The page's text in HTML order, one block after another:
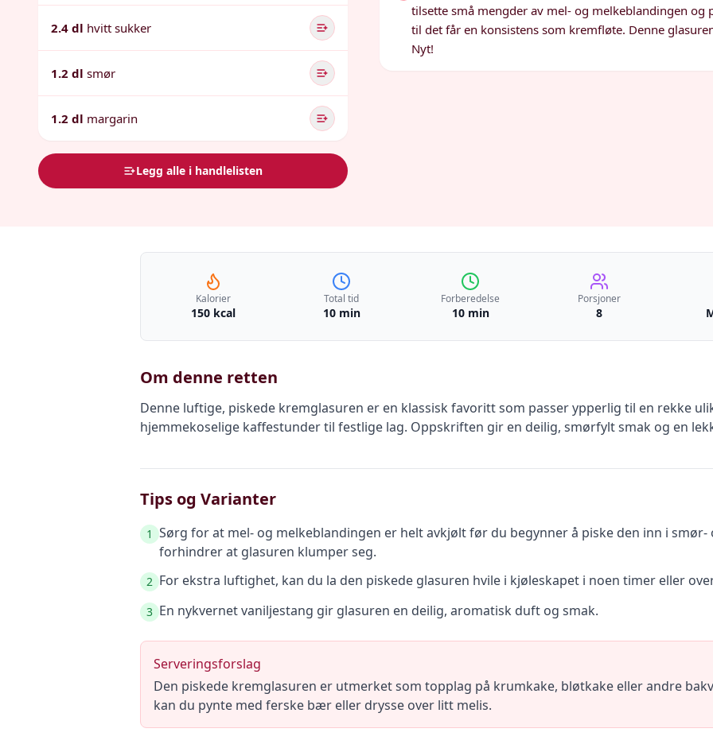
2.4 dl hvitt sukker
1.2 dl smør
1.2 dl margarin
Legg alle i handlelisten
tilsette små mengder av mel- og melkeblandingen
til det får en konsistens som kremfløte. Denne
Nyt!
Kalorier
150 kcal
Total tid
10 min
Forberedelse
10 min
Porsjoner
8
Om denne retten
Denne luftige, piskede kremglasuren er en klassisk favoritt som passer ypperlig til en rekke
hjemmekoselige kaffestunder til festlige lag. Oppskriften gir en deilig, smørfylt smak og en
Tips og Varianter
1 Sørg for at mel- og melkeblandingen er helt avkjølt før du begynner å piske den inn i
forhindrer at glasuren klumper seg.
2 For ekstra luftighet, kan du la den piskede glasuren hvile i kjøleskapet i noen timer eller
3 En nykvernet vaniljestang gir glasuren en deilig, aromatisk duft og smak.
Serveringsforslag
Den piskede kremglasuren er utmerket som topplag på krumkake, bløtkake eller andre
kan du pynte med ferske bær eller drysse over litt melis.